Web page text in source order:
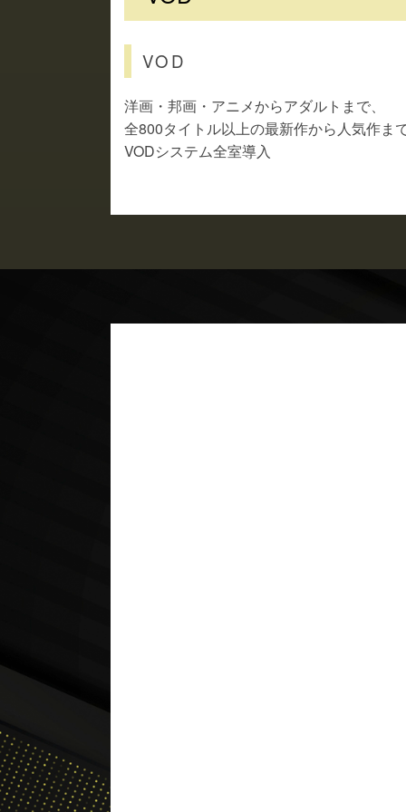
VOD
洋画・邦画・アニメからアダルトまで、
全800タイトル以上の最新作から人気作
VODシステム全室導入